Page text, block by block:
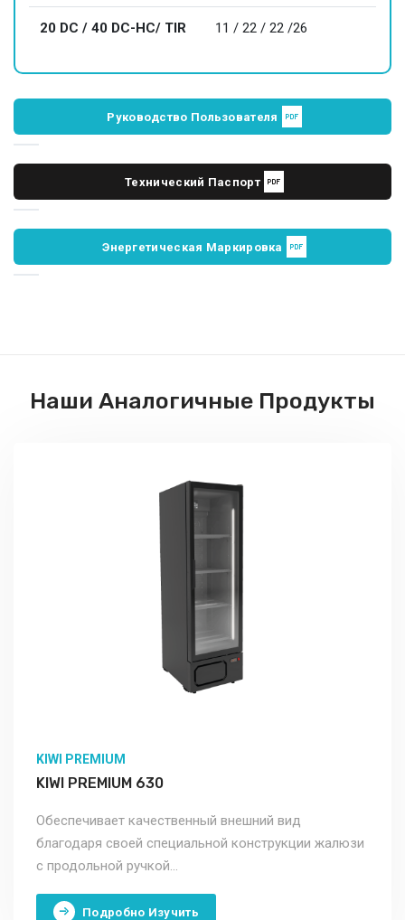
20 DC / 40 DC-HC/ TIR 11 / 22 / 22 /26
Руководство Пользователя
Технический Паспорт
Энергетическая Маркировка
Наши Аналогичные Продукты
KIWI PREMIUM
KIWI PREMIUM 630
Обеспечивает качественный внешний вид
благодаря своей специальной конструкции жалюзи
с продольной ручкой...
Подробно Изучить